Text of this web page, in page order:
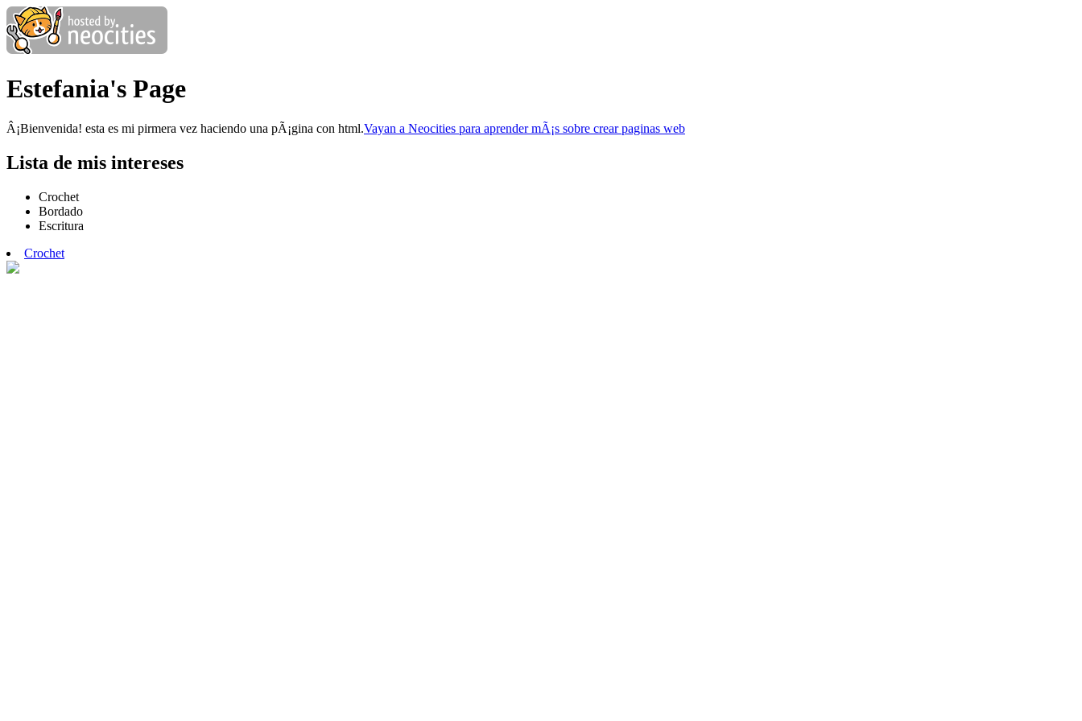
Estefania's Page
Â¡Bienvenida! esta es mi pirmera vez haciendo una pÃ¡gina con html.Vayan a Neocities para aprender mÃ¡s sobre crear paginas web
Lista de mis intereses
Crochet
Bordado
Escritura
Crochet